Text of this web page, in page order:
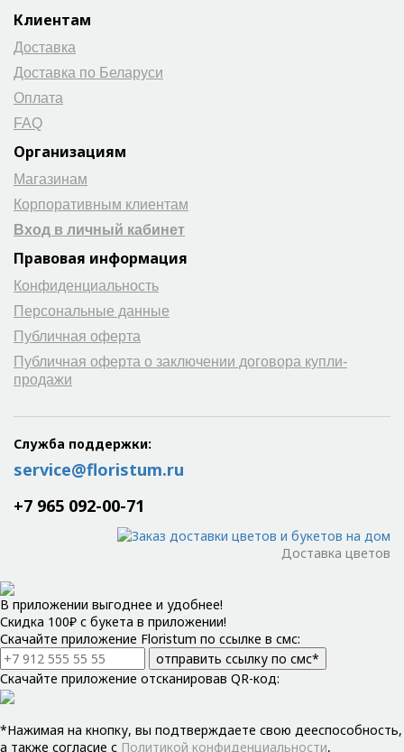
Клиентам
Доставка
Доставка по Беларуси
Оплата
FAQ
Организациям
Магазинам
Корпоративным клиентам
Вход в личный кабинет
Правовая информация
Конфиденциальность
Персональные данные
Публичная оферта
Публичная оферта о заключении договора купли-
продажи
Служба поддержки:
service@floristum.ru
+7 965 092-00-71
Доставка цветов
В приложении выгоднее и удобнее!
Скидка 100₽ с букета в приложении!
Скачайте приложение Floristum по ссылке в смс:
отправить ссылку по смс*
Скачайте приложение отсканировав QR-код:
*Нажимая на кнопку, вы подтверждаете свою дееспособность,
а также согласие с Политикой конфиденциальности,